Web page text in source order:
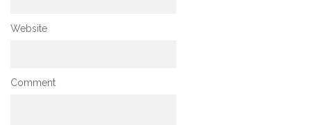
Website
Comment